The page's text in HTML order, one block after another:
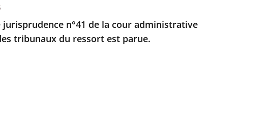
jurisprudence n°41 de la cour administrative
tribunaux du ressort est parue.